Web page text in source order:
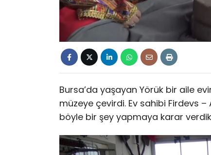
Bursa’da yaşayan Yörük bir aile
müzeye çevirdi. Ev sahibi Firdevs
böyle bir şey yapmaya karar